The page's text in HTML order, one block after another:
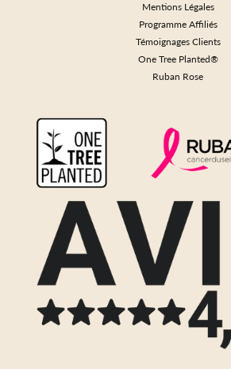
Mentions Légales
Programme Affiliés
Témoignages Clients
One Tree Planted®
Ruban Rose